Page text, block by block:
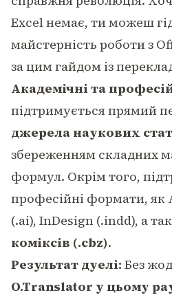
Excel немає, ти можеш
майстерність роботи з
за цимгайдом із
Академічні та
підтримується прямий
джерела наукових
збереженням складних
формул. Окрім того,
професійні формати, як
(.ai), InDesign (.indd), а
коміксів (.cbz).
Результат дуелі: Без
O.Translator у цьому